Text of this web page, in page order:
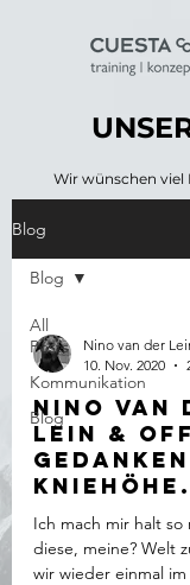
Wir wünschen viel
Blog
All
Posts
Kommunikation
Blog
Blog
Nino van der
10. Nov. 2020
Nino van
Lein &
Kniehöhe.
Ich mach mir halt
diese, meine? Welt
wir wieder einmal im